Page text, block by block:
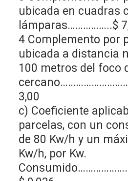
ubicada en cuadras
lámparas……………..$
4 Complemento por
ubicada a distancia
100 metros del foco
3,00
c) Coeficiente
parcelas, con un
de 80 Kw/h y un
Kw/h, por Kw.